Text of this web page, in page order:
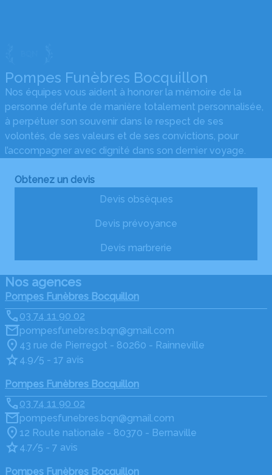
Pompes Funèbres Bocquillon
Nos équipes vous aident à honorer la mémoire de la
personne défunte de manière totalement personnalisée,
à perpétuer son souvenir dans le respect de ses
volontés, de ses valeurs et de ses convictions, pour
l’accompagner avec dignité dans son dernier voyage.
Obtenez un devis
Devis obsèques
Devis prévoyance
Devis marbrerie
Nos agences
Pompes Funèbres Bocquillon
03 74 11 90 02
pompesfunebres.bqn@gmail.com
43 rue de Pierregot - 80260 - Rainneville
4.9/5 - 17 avis
Pompes Funèbres Bocquillon
03 74 11 90 02
pompesfunebres.bqn@gmail.com
12 Route nationale - 80370 - Bernaville
4.7/5 - 7 avis
Pompes Funèbres Bocquillon